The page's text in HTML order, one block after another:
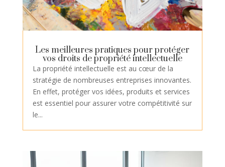
Les meilleures pratiques pour protéger
vos droits de propriété intellectuelle
La propriété intellectuelle est au cœur de la
stratégie de nombreuses entreprises innovantes.
En effet, protéger vos idées, produits et services
est essentiel pour assurer votre compétitivité sur
le...